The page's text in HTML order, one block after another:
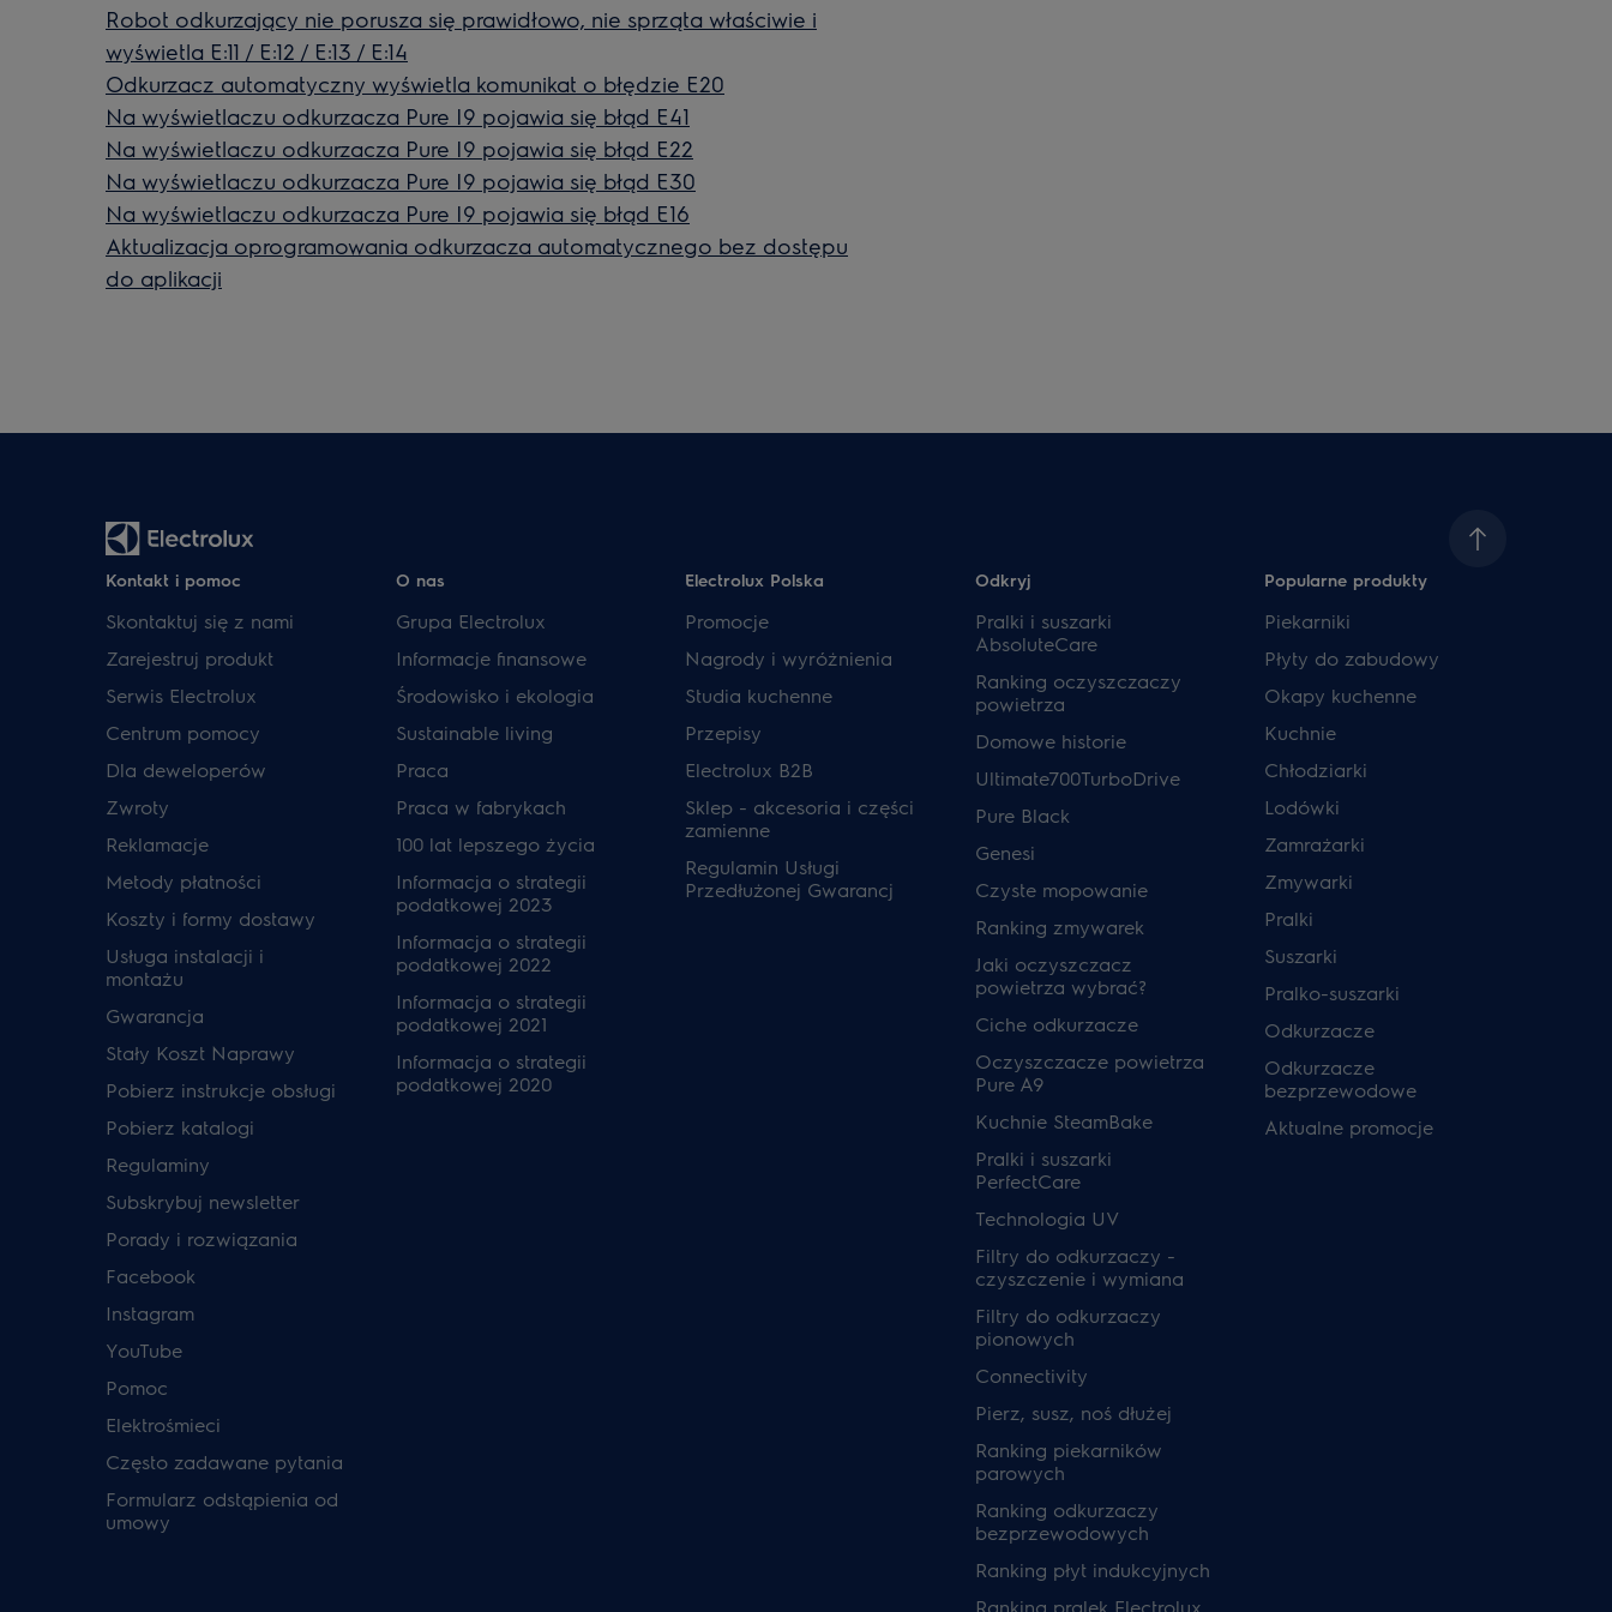
Robot odkurzający nie porusza się prawidłowo, nie sprząta właściwie i
wyświetla E:11 / E:12 / E:13 / E:14
Odkurzacz automatyczny wyświetla komunikat o błędzie E20
Na wyświetlaczu odkurzacza Pure I9 pojawia się błąd E41
Na wyświetlaczu odkurzacza Pure I9 pojawia się błąd E22
Na wyświetlaczu odkurzacza Pure I9 pojawia się błąd E30
Na wyświetlaczu odkurzacza Pure I9 pojawia się błąd E16
Aktualizacja oprogramowania odkurzacza automatycznego bez dostępu
do aplikacji
Kontakt i pomoc
Skontaktuj się z nami
Zarejestruj produkt
Serwis Electrolux
Centrum pomocy
Dla deweloperów
Zwroty
Reklamacje
Metody płatności
Koszty i formy dostawy
Usługa instalacji i
montażu
Gwarancja
Stały Koszt Naprawy
Pobierz instrukcje obsługi
Pobierz katalogi
Regulaminy
Subskrybuj newsletter
Porady i rozwiązania
Facebook
Instagram
YouTube
Pomoc
Elektrośmieci
Często zadawane pytania
Formularz odstąpienia od
umowy
O nas
Grupa Electrolux
Informacje finansowe
Środowisko i ekologia
Sustainable living
Praca
Praca w fabrykach
100 lat lepszego życia
Informacja o strategii
podatkowej 2023
Informacja o strategii
podatkowej 2022
Informacja o strategii
podatkowej 2021
Informacja o strategii
podatkowej 2020
Electrolux Polska
Promocje
Nagrody i wyróżnienia
Studia kuchenne
Przepisy
Electrolux B2B
Sklep - akcesoria i części
zamienne
Regulamin Usługi
Przedłużonej Gwarancj
Odkryj
Pralki i suszarki
AbsoluteCare
Ranking oczyszczaczy
powietrza
Domowe historie
Ultimate700TurboDrive
Pure Black
Genesi
Czyste mopowanie
Ranking zmywarek
Jaki oczyszczacz
powietrza wybrać?
Ciche odkurzacze
Oczyszczacze powietrza
Pure A9
Kuchnie SteamBake
Pralki i suszarki
PerfectCare
Technologia UV
Filtry do odkurzaczy -
czyszczenie i wymiana
Filtry do odkurzaczy
pionowych
Connectivity
Pierz, susz, noś dłużej
Ranking piekarników
parowych
Ranking odkurzaczy
bezprzewodowych
Ranking płyt indukcyjnych
Ranking pralek Electrolux
Popularne produkty
Piekarniki
Płyty do zabudowy
Okapy kuchenne
Kuchnie
Chłodziarki
Lodówki
Zamrażarki
Zmywarki
Pralki
Suszarki
Pralko-suszarki
Odkurzacze
Odkurzacze
bezprzewodowe
Aktualne promocje